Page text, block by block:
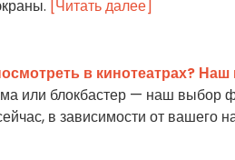
[Читать далее]
в кинотеатрах?
или блокбастер — наш выбор
в зависимости от вашего